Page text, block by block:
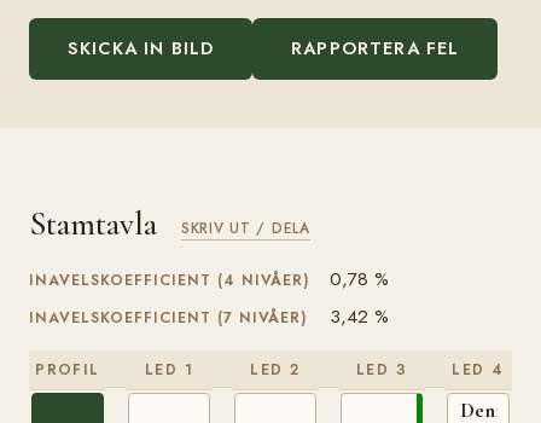
SKICKA IN BILD RAPPORTERA FEL
Stamtavla SKRIV UT / DELA
INAVELSKOEFFICIENT (4 NIVÅER) 0,78 %
INAVELSKOEFFICIENT (7 NIVÅER) 3,42 %
PROFIL LED 1 LED 2 LED 3 LED 4
Denny